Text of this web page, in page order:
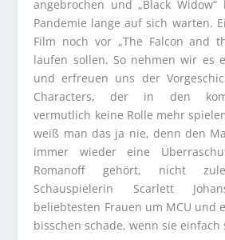
angebrochen und „Black
Pandemie lange auf sich warten.
Film noch vor „The Falcon and
laufen sollen. So nehmen wir es
und erfreuen uns der
Characters, der in den
vermutlich keine Rolle mehr
weiß man das ja nie, denn den
immer wieder eine
Romanoff gehört, nicht
Schauspielerin Scarlett
beliebtesten Frauen um MCU und
bisschen schade, wenn sie einfach